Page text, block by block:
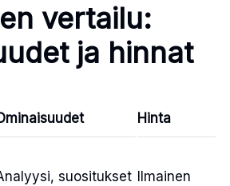
vertailu:
ja hinnat
Hinta
suositukset Ilmainen